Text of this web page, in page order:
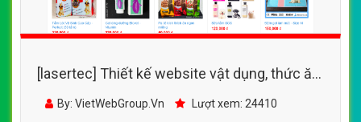
[lasertec] Thiết kế website vật dụng, thức ăn,
đồ dùng cho thú cưng, vật nuôi Gigo Pet
By: VietWebGroup.Vn Lượt xem: 24410